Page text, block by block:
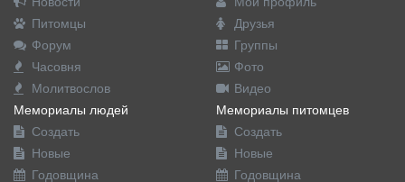
Питомцы
Форум
Часовня
Молитвослов
Друзья
Группы
Фото
Видео
Мемориалы людей
Создать
Новые
Годовщина
Мемориалы питомцев
Создать
Новые
Годовщина